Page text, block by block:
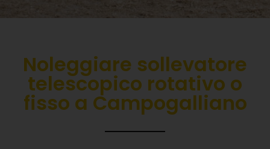
Noleggiare sollevatore
telescopico rotativo o
fisso a Campogalliano